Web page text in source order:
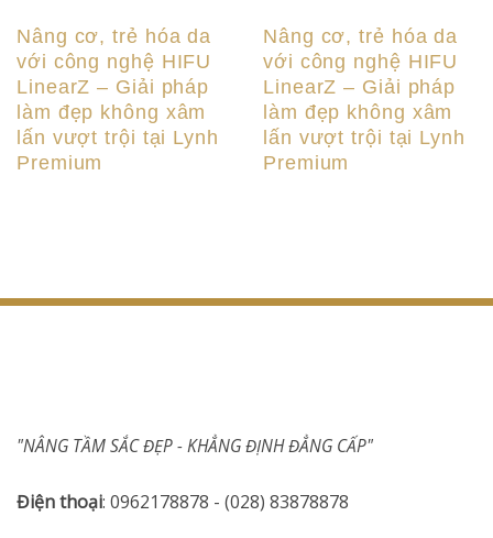
Nâng cơ, trẻ hóa da
với công nghệ HIFU
LinearZ – Giải pháp
làm đẹp không xâm
lấn vượt trội tại Lynh
Premium
Nâng cơ, trẻ hóa da
với công nghệ HIFU
LinearZ – Giải pháp
làm đẹp không xâm
lấn vượt trội tại Lynh
Premium
"NÂNG TẦM SẮC ĐẸP - KHẲNG ĐỊNH ĐẲNG CẤP"
Điện thoại: 0962178878 - (028) 83878878